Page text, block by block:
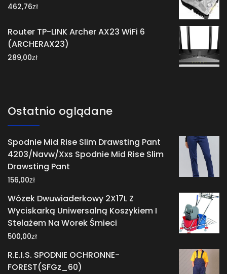
462,76zł
Router TP-LINK Archer AX23 WiFi 6
(ARCHERAX23)
289,00zł
Ostatnio oglądane
Spodnie Mid Rise Slim Drawsting Pant
4203/Navw/Xxs Spodnie Mid Rise Slim
Drawsting Pant
156,00zł
Wózek Dwuwiaderkowy 2X17L Z
Wyciskarką Uniwersalną Koszykiem I
Stelażem Na Worek Śmieci
500,00zł
R.E.I.S. SPODNIE OCHRONNE-
FOREST(SFGz_60)